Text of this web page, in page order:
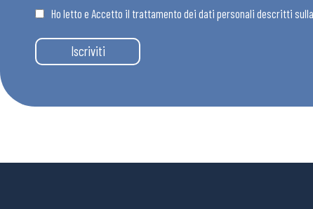
Ho letto e Accetto il trattamento dei dati personali descritti
Iscriviti